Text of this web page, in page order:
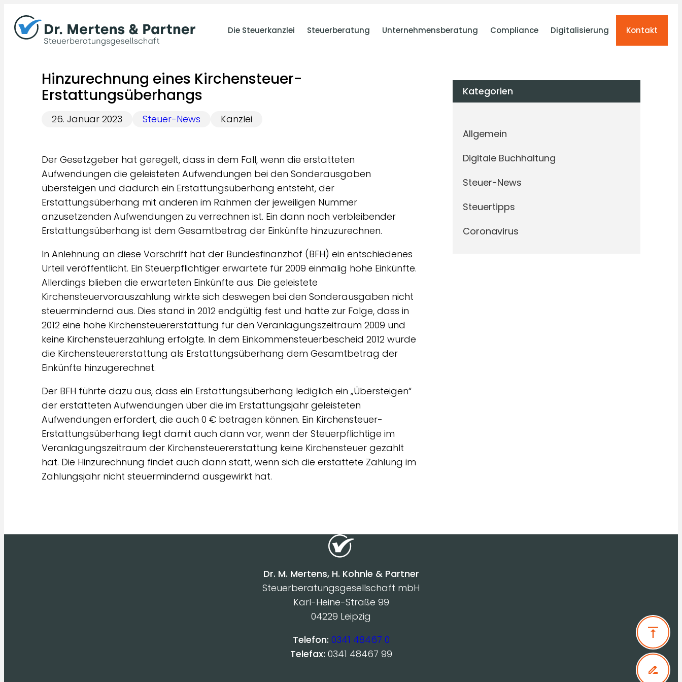
Inhalt
springen
Die Steuerkanzlei Steuerberatung Unternehmensberatung Compliance Digitalisierung Kontakt
Hinzurechnung eines Kirchensteuer-
Erstattungsüberhangs
26. Januar 2023 Steuer-News Kanzlei
Der Gesetzgeber hat geregelt, dass in dem Fall, wenn die erstatteten
Aufwendungen die geleisteten Aufwendungen bei den Sonderausgaben
übersteigen und dadurch ein Erstattungsüberhang entsteht, der
Erstattungsüberhang mit anderen im Rahmen der jeweiligen Nummer
anzusetzenden Aufwendungen zu verrechnen ist. Ein dann noch verbleibender
Erstattungsüberhang ist dem Gesamtbetrag der Einkünfte hinzuzurechnen.
In Anlehnung an diese Vorschrift hat der Bundesfinanzhof (BFH) ein entschiedenes
Urteil veröffentlicht. Ein Steuerpflichtiger erwartete für 2009 einmalig hohe Einkünfte.
Allerdings blieben die erwarteten Einkünfte aus. Die geleistete
Kirchensteuervorauszahlung wirkte sich deswegen bei den Sonderausgaben nicht
steuermindernd aus. Dies stand in 2012 endgültig fest und hatte zur Folge, dass in
2012 eine hohe Kirchensteuererstattung für den Veranlagungszeitraum 2009 und
keine Kirchensteuerzahlung erfolgte. In dem Einkommensteuerbescheid 2012 wurde
die Kirchensteuererstattung als Erstattungsüberhang dem Gesamtbetrag der
Einkünfte hinzugerechnet.
Der BFH führte dazu aus, dass ein Erstattungsüberhang lediglich ein „Übersteigen“
der erstatteten Aufwendungen über die im Erstattungsjahr geleisteten
Aufwendungen erfordert, die auch 0 € betragen können. Ein Kirchensteuer-
Erstattungsüberhang liegt damit auch dann vor, wenn der Steuerpflichtige im
Veranlagungszeitraum der Kirchensteuererstattung keine Kirchensteuer gezahlt
hat. Die Hinzurechnung findet auch dann statt, wenn sich die erstattete Zahlung im
Zahlungsjahr nicht steuermindernd ausgewirkt hat.
Kategorien
Allgemein
Digitale Buchhaltung
Steuer-News
Steuertipps
Coronavirus
Dr. M. Mertens, H. Kohnle & Partner
Steuerberatungsgesellschaft mbH
Karl-Heine-Straße 99
04229 Leipzig
Telefon: 0341 48467 0
Telefax: 0341 48467 99